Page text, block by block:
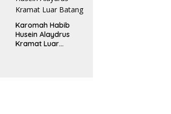
Karomah Habib
Husein Alaydrus
Kramat Luar